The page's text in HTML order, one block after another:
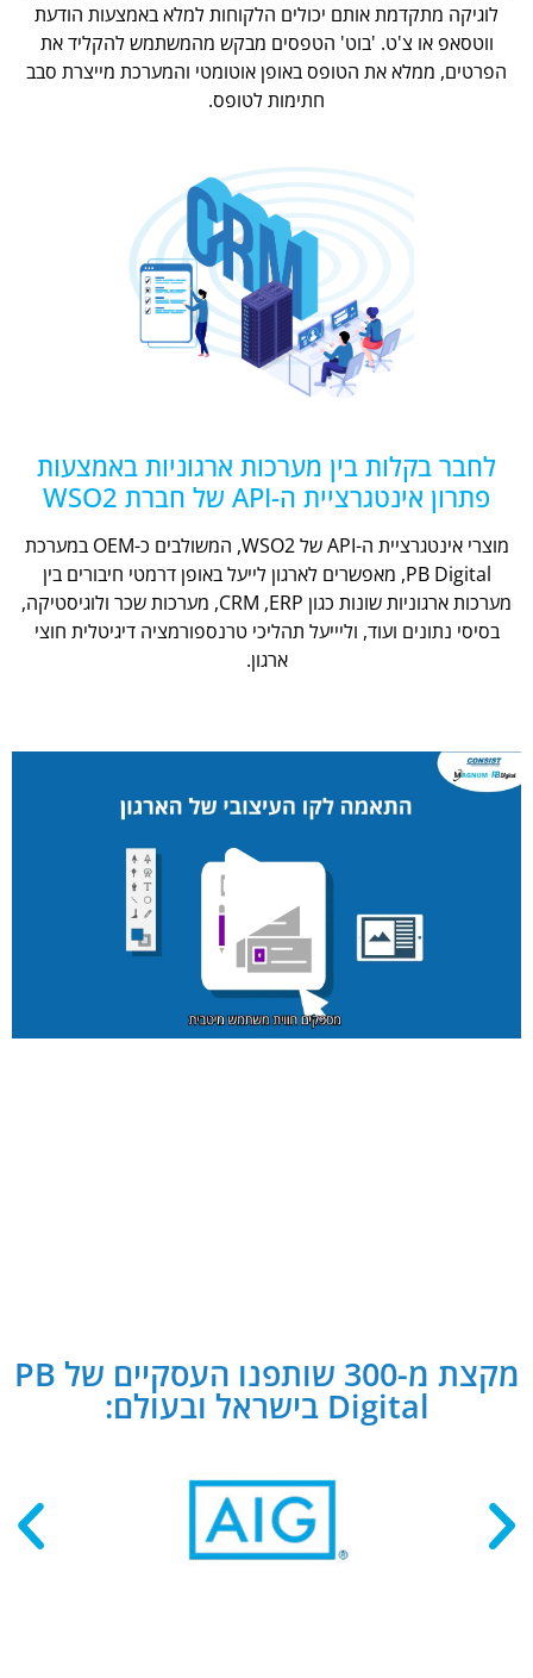
לוגיקה מתקדמת אותם יכולים הלקוחות למלא באמצעות הודעת
ווטסאפ או צ'ט. 'בוט' הטפסים מבקש מהמשתמש להקליד את
הפרטים, ממלא את הטופס באופן אוטומטי והמערכת מייצרת סבב
חתימות לטופס.
לחבר בקלות בין מערכות ארגוניות באמצעות
פתרון אינטגרציית ה-API של חברת WSO2
מוצרי אינטגרציית ה-API של WSO2, המשולבים כ-OEM במערכת
PB Digital, מאפשרים לארגון לייעל באופן דרמטי חיבורים בין
מערכות ארגוניות שונות כגון CRM ,ERP, מערכות שכר ולוגיסטיקה,
בסיסי נתונים ועוד, וליייעל תהליכי טרנספורמציה דיגיטלית חוצי
ארגון.
מקצת מ-300 שותפנו העסקיים של PB
Digital בישראל ובעולם: